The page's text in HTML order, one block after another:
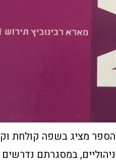
ניהוליים, במסגרתם